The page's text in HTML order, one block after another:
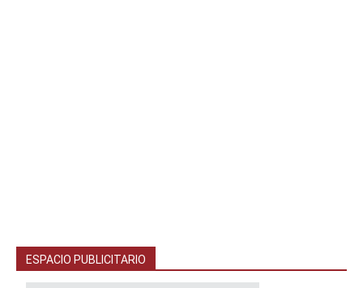
ESPACIO PUBLICITARIO